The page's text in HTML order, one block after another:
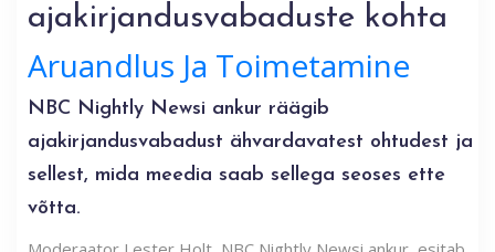
ajakirjandusvabaduste kohta
Aruandlus Ja Toimetamine
NBC Nightly Newsi ankur räägib
ajakirjandusvabadust ähvardavatest ohtudest ja
sellest, mida meedia saab sellega seoses ette
võtta.